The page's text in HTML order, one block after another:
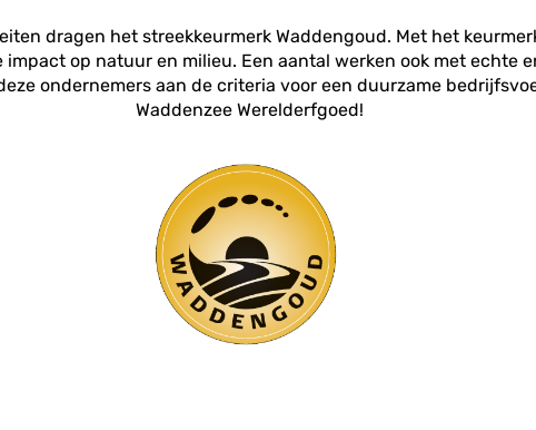
dragen het streekkeurmerk Waddengoud. Met het
op natuur en milieu. Een aantal werken ook met echte
ondernemers aan de criteria voor een duurzame
Waddenzee Werelderfgoed!